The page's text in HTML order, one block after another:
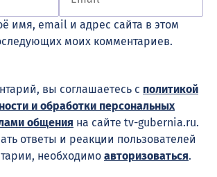
имя, email и адрес сайта в этом
моих комментариев.
вы соглашаетесь с политикой
и обработки персональных
общения на сайте tv-gubernia.ru.
ответы и реакции пользователей
необходимо авторизоваться.